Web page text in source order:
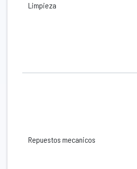
Limpieza
Repuestos mecanicos